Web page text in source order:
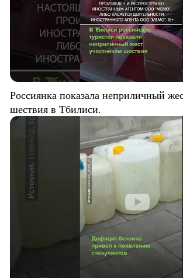
Россиянка показала неприличный
шествия в Тбилиси.